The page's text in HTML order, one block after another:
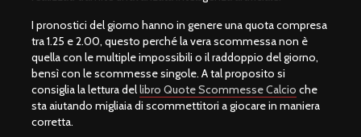
I pronostici del giorno hanno in genere una quota compresa
tra 1.25 e 2.00, questo perché la vera scommessa non è
quella con le multiple impossibili o il raddoppio del giorno,
bensì con le scommesse singole. A tal proposito si
consiglia la lettura dellibro Quote Scommesse Calcio che
sta aiutando migliaia di scommettitori a giocare in maniera
corretta.